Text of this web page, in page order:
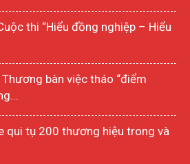
thi “Hiểu đồng nghiệp – Hiểu
bàn việc tháo “điểm
qui tụ 200 thương hiệu trong và